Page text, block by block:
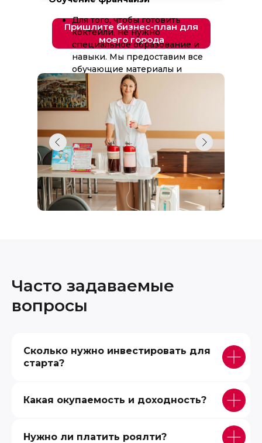
Пришлите бизнес-план для
моего города
Для того, чтобы готовить
коктейли, не нужно
специальное образование и
навыки. Мы предоставим все
обучающие материалы и
инструкции
Часто задаваемые
вопросы
Сколько нужно инвестировать для
старта?
Какая окупаемость и доходность?
Нужно ли платить роялти?